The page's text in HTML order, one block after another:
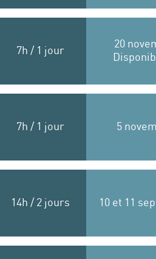
7h / 1 jour
20
7h / 1 jour 5
14h / 2 jours 10 et 11